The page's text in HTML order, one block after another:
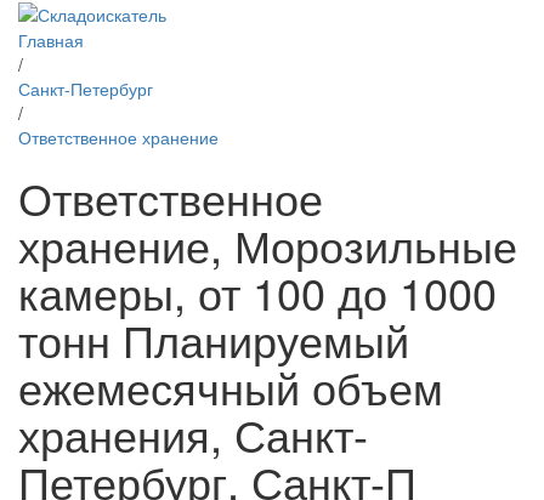
Главная
/
Санкт-Петербург
/
Ответственное хранение
Ответственное
хранение, Морозильные
камеры, от 100 до 1000
тонн Планируемый
ежемесячный объем
хранения, Санкт-
Петербург, Санкт-П